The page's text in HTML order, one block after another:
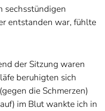
sechsstündigen
entstanden war, fühlte
der Sitzung waren
beruhigten sich
die Schmerzen)
im Blut wankte ich in